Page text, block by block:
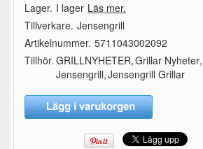
Lager. I lager Läs mer.
Tillverkare. Jensengrill
Artikelnummer. 5711043002092
Tillhör. GRILLNYHETER,Grillar Nyheter,
Jensengrill,Jensengrill Grillar